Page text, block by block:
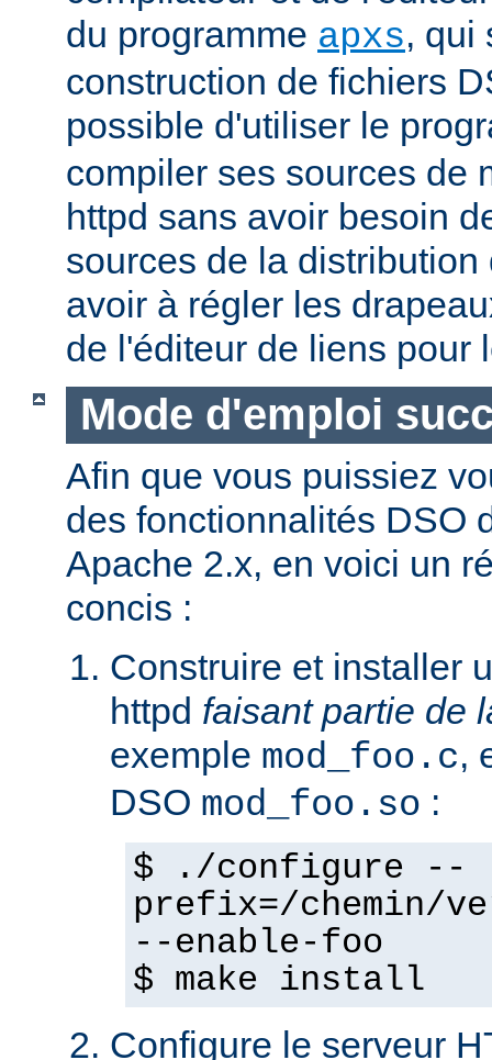
du programme apxs, qui
construction de fichiers
possible d'utiliser le
compiler ses sources de
httpd sans avoir besoin
sources de la
avoir à régler les
de l'éditeur de liens pour
Mode d'emploi
Afin que vous puissiez
des fonctionnalités DSO
Apache 2.x, en voici un
concis :
Construire et installer
httpd faisant partie de
exemple mod_foo.c,
DSO mod_foo.so :
$ ./configure --
prefix=/chemin/
--enable-foo
$ make install
Configure le serveur